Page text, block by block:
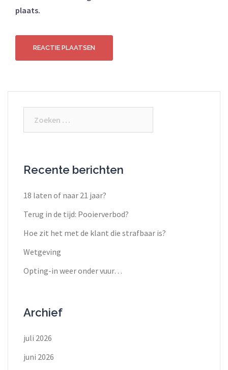
plaats.
Recente berichten
18 laten of naar 21 jaar?
Terug in de tijd: Pooierverbod?
Hoe zit het met de klant die strafbaar is?
Wetgeving
Opting-in weer onder vuur…
Archief
juli 2026
juni 2026